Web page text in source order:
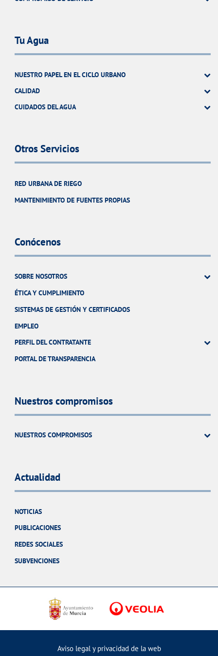
Tu Agua
NUESTRO PAPEL EN EL CICLO URBANO
CALIDAD
CUIDADOS DEL AGUA
Otros Servicios
RED URBANA DE RIEGO
MANTENIMIENTO DE FUENTES PROPIAS
Conócenos
SOBRE NOSOTROS
ÉTICA Y CUMPLIMIENTO
SISTEMAS DE GESTIÓN Y CERTIFICADOS
EMPLEO
PERFIL DEL CONTRATANTE
PORTAL DE TRANSPARENCIA
Nuestros compromisos
NUESTROS COMPROMISOS
Actualidad
NOTICIAS
PUBLICACIONES
REDES SOCIALES
SUBVENCIONES
Aviso legal y privacidad de la web